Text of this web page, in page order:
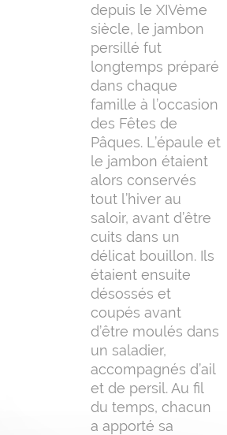
depuis le XIVème
siècle, le jambon
persillé fut
longtemps préparé
dans chaque
famille à l’occasion
des Fêtes de
Pâques. L’épaule et
le jambon étaient
alors conservés
tout l’hiver au
saloir, avant d’être
cuits dans un
délicat bouillon. Ils
étaient ensuite
désossés et
coupés avant
d’être moulés dans
un saladier,
accompagnés d’ail
et de persil. Au fil
du temps, chacun
a apporté sa